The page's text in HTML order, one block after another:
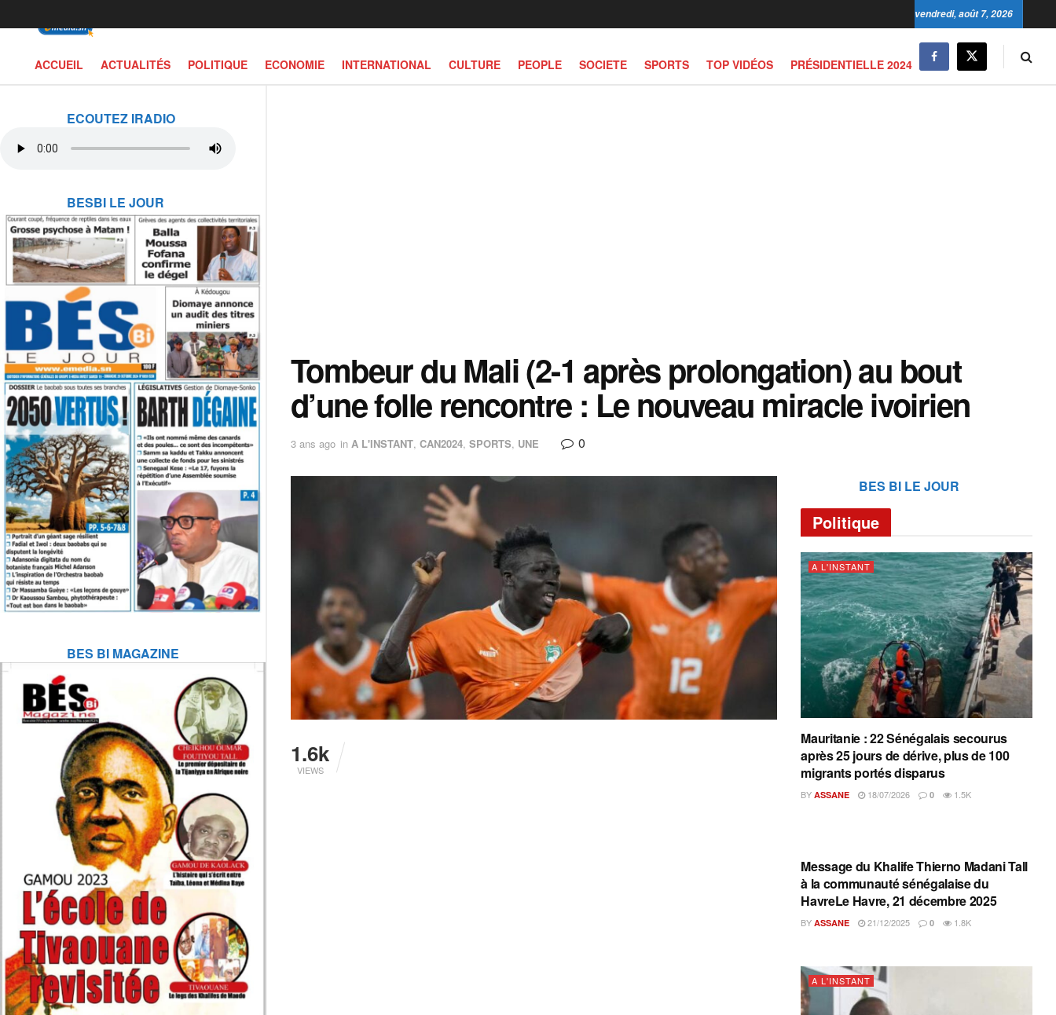
ECOUTEZ IRADIO
BESBI LE JOUR
BES BI MAGAZINE
vendredi, août 7, 2026
ACCUEIL ACTUALITÉS POLITIQUE ECONOMIE INTERNATIONAL CULTURE PEOPLE SOCIETE SPORTS TOP VIDÉOS PRÉSIDENTIELLE 2024
Tombeur du Mali (2-1 après prolongation) au bout
d’une folle rencontre : Le nouveau miracle ivoirien
3 ans ago in A L'INSTANT, CAN2024, SPORTS, UNE 0
1.6k
VIEWS
BES BI LE JOUR
Politique
A L'INSTANT
Mauritanie : 22 Sénégalais secourus
après 25 jours de dérive, plus de 100
migrants portés disparus
BY ASSANE 18/07/2026 0 1.5K
A L'INSTANT
Message du Khalife Thierno Madani Tall
à la communauté sénégalaise du
HavreLe Havre, 21 décembre 2025
BY ASSANE 21/12/2025 0 1.8K
A L'INSTANT